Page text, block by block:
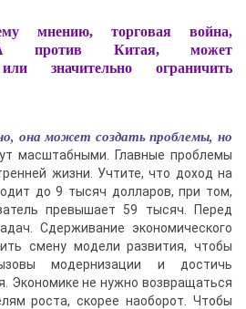
мнению, торговая война,
против Китая, может
или значительно ограничить
она может создать проблемы, но
масштабными. Главные проблемы
жизни. Учтите, что доход на
до 9 тысяч долларов, при том,
превышает 59 тысяч. Перед
Сдерживание экономического
смену модели развития, чтобы
модернизации и достичь
Экономике не нужно возвращаться
роста, скорее наоборот. Чтобы